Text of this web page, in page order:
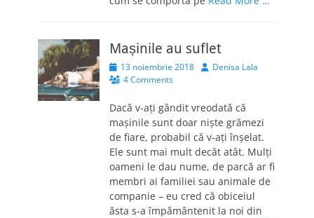
Mașinile au suflet
Posted
on
13 noiembrie 2018 AuthorDenisa Lala
4 Comments
Dacă v-ați gândit vreodată că
mașinile sunt doar niște grămezi
de fiare, probabil că v-ați înșelat.
Ele sunt mai mult decât atât. Mulți
oameni le dau nume, de parcă ar fi
membri ai familiei sau animale de
companie – eu cred că obiceiul
ăsta s-a împământenit la noi din